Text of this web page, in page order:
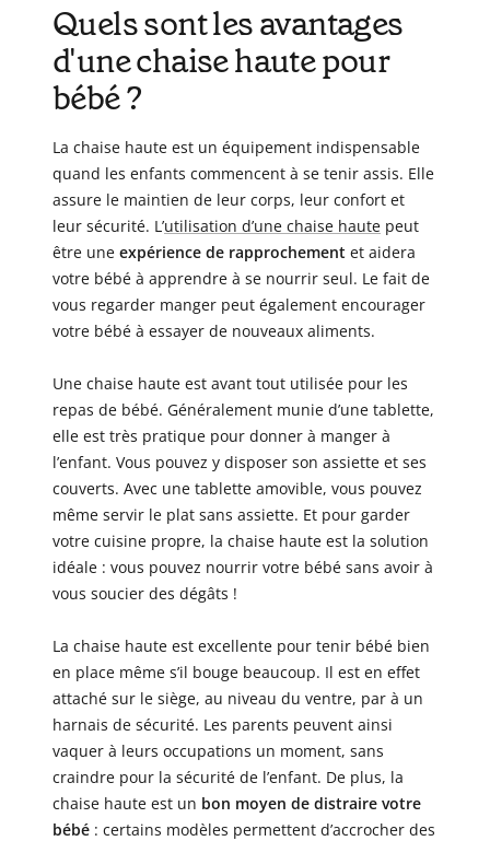
Quels sont les avantages
d'une chaise haute pour
bébé ?
La chaise haute est un équipement indispensable
quand les enfants commencent à se tenir assis. Elle
assure le maintien de leur corps, leur confort et
leur sécurité. L’utilisation d’une chaise haute peut
être une expérience de rapprochement et aidera
votre bébé à apprendre à se nourrir seul. Le fait de
vous regarder manger peut également encourager
votre bébé à essayer de nouveaux aliments.
Une chaise haute est avant tout utilisée pour les
repas de bébé. Généralement munie d’une tablette,
elle est très pratique pour donner à manger à
l’enfant. Vous pouvez y disposer son assiette et ses
couverts. Avec une tablette amovible, vous pouvez
même servir le plat sans assiette. Et pour garder
votre cuisine propre, la chaise haute est la solution
idéale : vous pouvez nourrir votre bébé sans avoir à
vous soucier des dégâts !
La chaise haute est excellente pour tenir bébé bien
en place même s’il bouge beaucoup. Il est en effet
attaché sur le siège, au niveau du ventre, par à un
harnais de sécurité. Les parents peuvent ainsi
vaquer à leurs occupations un moment, sans
craindre pour la sécurité de l’enfant. De plus, la
chaise haute est un bon moyen de distraire votre
bébé : certains modèles permettent d’accrocher des